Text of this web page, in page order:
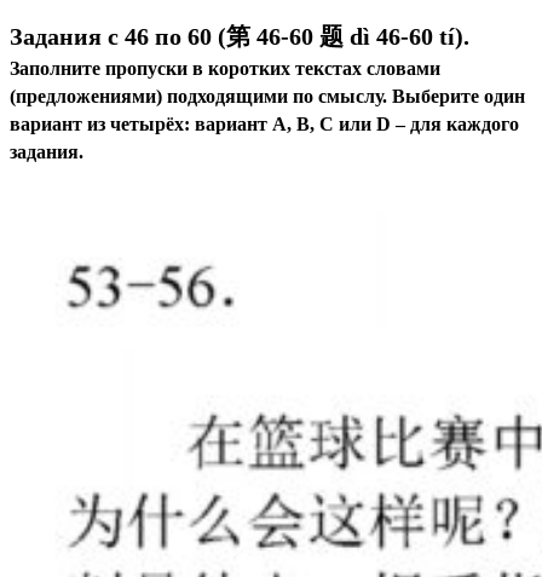
Задания с 46 по 60 (第 46-60 题 dì 46-60 tí).
Заполните пропуски в коротких текстах словами
(предложениями) подходящими по смыслу. Выберите один
вариант из четырёх: вариант А, В, C или D – для каждого
задания.